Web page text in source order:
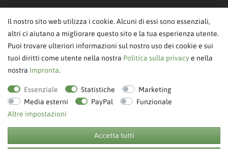
Privacy
Termini & Condizioni
revoca dell'ordine
© Copyright 2026 BB Sport GmbH & Co KG. Tutti i diritti riservati.
Il nostro sito web utilizza i cookie. Alcuni di essi sono essenziali,
altri ci aiutano a migliorare questo sito e la tua esperienza utente.
Puoi trovare ulteriori informazioni sul nostro uso dei cookie e sui
tuoi diritti come utente nella nostra Politica sulla privacye nella
nostra Impronta.
Essenziale Statistiche
Marketing
Media esterni
PayPal
Funzionale
Altre impostazioni
Accetta tutti